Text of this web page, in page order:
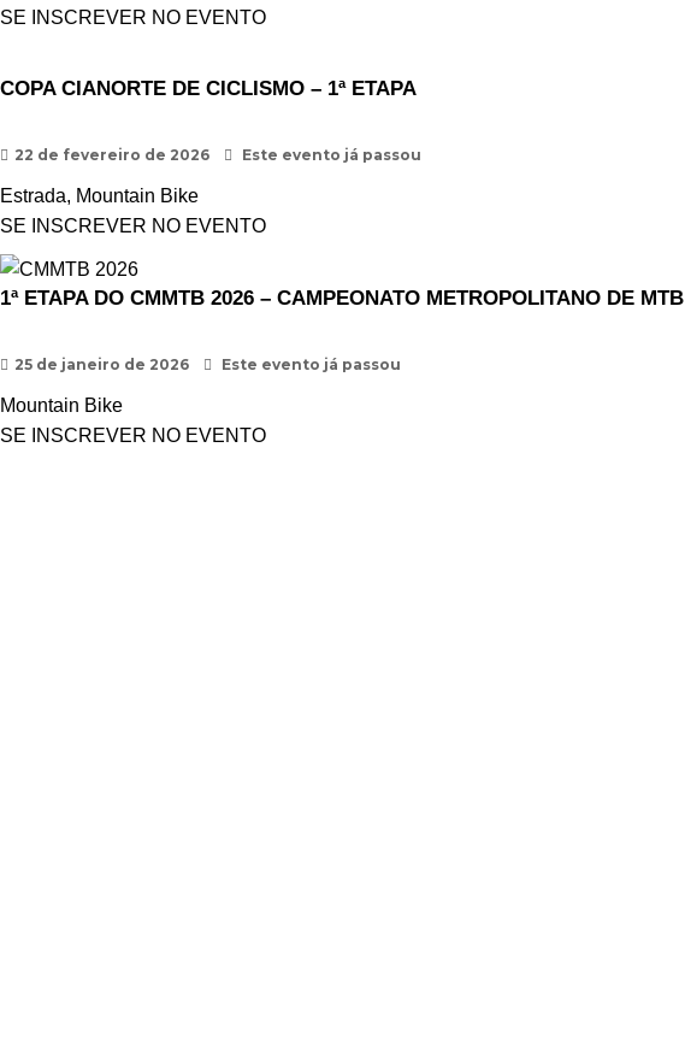
SE INSCREVER NO EVENTO
COPA CIANORTE DE CICLISMO – 1ª ETAPA
22 de fevereiro de 2026 Este evento já passou
Estrada, Mountain Bike
SE INSCREVER NO EVENTO
1ª ETAPA DO CMMTB 2026 – CAMPEONATO METROPOLITANO DE MTB
25 de janeiro de 2026 Este evento já passou
Mountain Bike
SE INSCREVER NO EVENTO